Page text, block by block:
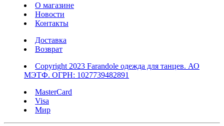
О магазине
Новости
Контакты
Доставка
Возврат
Copyright 2023 Farandole одежда для танцев. АО
МЭТФ. ОГРН: 1027739482891
MasterCard
Visa
Мир